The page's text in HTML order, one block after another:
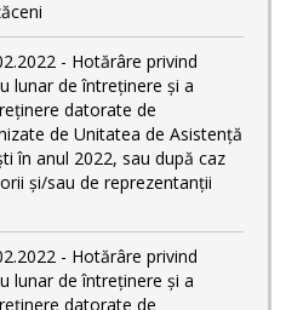
- Hotărâre privind
lunar de întreținere și a
datorate de
de Unitatea de Asistență
în anul 2022, sau după caz
și/sau de reprezentanții
- Hotărâre privind
lunar de întreținere și a
datorate de